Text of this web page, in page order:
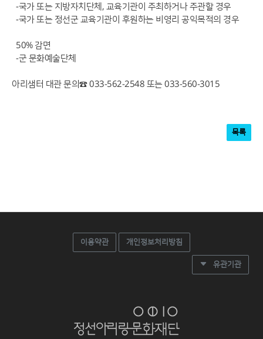
-국가 또는 지방자치단체, 교육기관이 주최하거나 주관할 경우
-국가 또는 정선군 교육기관이 후원하는 비영리 공익목적의 경우
50% 감면
-군 문화예술단체
아리샘터 대관 문의☎ 033-562-2548 또는 033-560-3015
목록
이용약관 개인정보처리방침
유관기관